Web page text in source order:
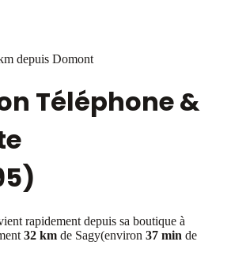
depuis Domont
Téléphone &
rapidement depuis sa boutique à
32 km de Sagy(environ 37 min de